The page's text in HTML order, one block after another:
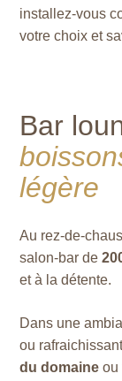
installez-vous
votre choix et
Bar
légère
Au rez-de-
salon-bar de
et à la détente.
Dans une
ou
du domaine ou